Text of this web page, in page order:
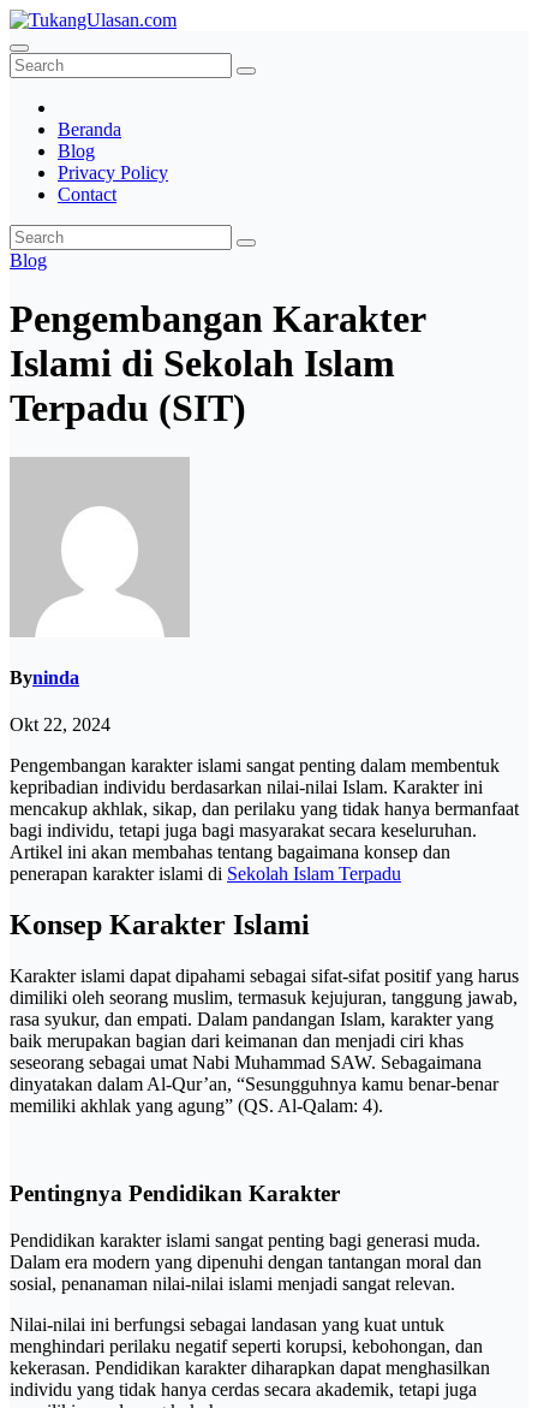
Skip
to
content
TukangUlasan.com
Baca Aja Dulu!
Beranda
Blog
Privacy Policy
Contact
Blog
Pengembangan Karakter
Islami di Sekolah Islam
Terpadu (SIT)
Byninda
Okt 22, 2024
Pengembangan karakter islami sangat penting dalam membentuk
kepribadian individu berdasarkan nilai-nilai Islam. Karakter ini
mencakup akhlak, sikap, dan perilaku yang tidak hanya bermanfaat
bagi individu, tetapi juga bagi masyarakat secara keseluruhan.
Artikel ini akan membahas tentang bagaimana konsep dan
penerapan karakter islami di Sekolah Islam Terpadu
Konsep Karakter Islami
Karakter islami dapat dipahami sebagai sifat-sifat positif yang harus
dimiliki oleh seorang muslim, termasuk kejujuran, tanggung jawab,
rasa syukur, dan empati. Dalam pandangan Islam, karakter yang
baik merupakan bagian dari keimanan dan menjadi ciri khas
seseorang sebagai umat Nabi Muhammad SAW. Sebagaimana
dinyatakan dalam Al-Qur’an, “Sesungguhnya kamu benar-benar
memiliki akhlak yang agung” (QS. Al-Qalam: 4).
Pentingnya Pendidikan Karakter
Pendidikan karakter islami sangat penting bagi generasi muda.
Dalam era modern yang dipenuhi dengan tantangan moral dan
sosial, penanaman nilai-nilai islami menjadi sangat relevan.
Nilai-nilai ini berfungsi sebagai landasan yang kuat untuk
menghindari perilaku negatif seperti korupsi, kebohongan, dan
kekerasan. Pendidikan karakter diharapkan dapat menghasilkan
individu yang tidak hanya cerdas secara akademik, tetapi juga